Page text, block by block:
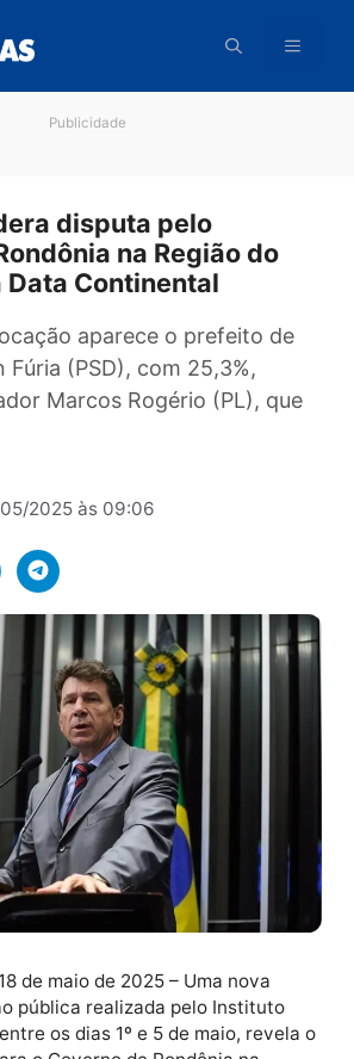
disputa pelo
na Região do
aparece o prefeito de
Fúria (PSD), com 25,3%,
Marcos Rogério (PL),
05/2025 às 09:06